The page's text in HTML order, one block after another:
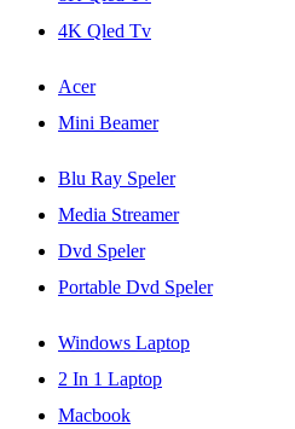
4K Qled Tv
Acer
Mini Beamer
Blu Ray Speler
Media Streamer
Dvd Speler
Portable Dvd Speler
Windows Laptop
2 In 1 Laptop
Macbook